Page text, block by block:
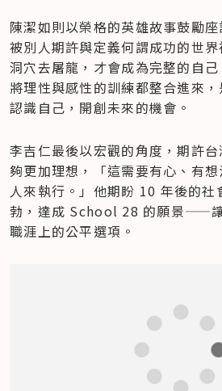
陳潔如則以榮格的英雄故事鼓勵
被別人期許與定義何謂成功的世
洞穴去屠龍，才會成為完整的自
將理性與感性的訓練都整合進來
認識自己，開創未來的機會。
李吉仁最後以宏觀的角度，期許
夠更加理想，「這需要有心、有
人來執行。」他期盼 10 年後的社
勃，達成 School 28 的願景——
職涯上的公平選項。